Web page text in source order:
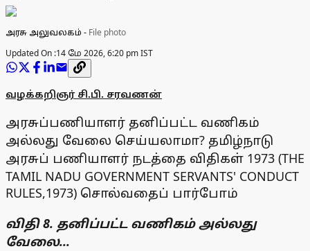
அரசு அலுவலகம் - File photo
Updated On :14 மே 2026, 6:20 pm IST
வழக்கறிஞர் சி.பி. சரவணன்
அரசுப்பணியாளர் தனிப்பட்ட வணிகம்
அல்லது வேலை செய்யலாமா? தமிழ்நாடு
அரசுப் பணியாளர் நடத்தை விதிகள் 1973 (THE
TAMIL NADU GOVERNMENT SERVANTS' CONDUCT
RULES,1973) சொல்வதைப் பார்போம்
விதி 8. தனிப்பட்ட வணிகம் அல்லது
வேலை...